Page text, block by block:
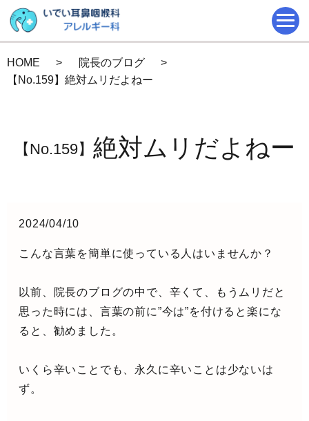
HOME
院長のブログ
【No.159】絶対ムリだよねー
【No.159】 絶対ムリだよねー
2024/04/10
こんな言葉を簡単に使っている人はいませんか？
以前、院長のブログの中で、辛くて、もうムリだと
思った時には、言葉の前に”今は”を付けると楽にな
ると、勧めました。
いくら辛いことでも、永久に辛いことは少ないは
ず。